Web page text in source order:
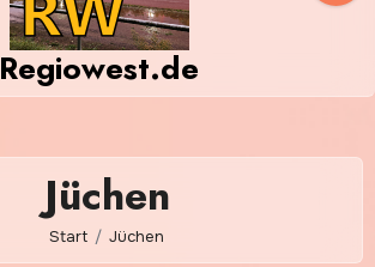
Regiowest.de
Jüchen
Start Jüchen